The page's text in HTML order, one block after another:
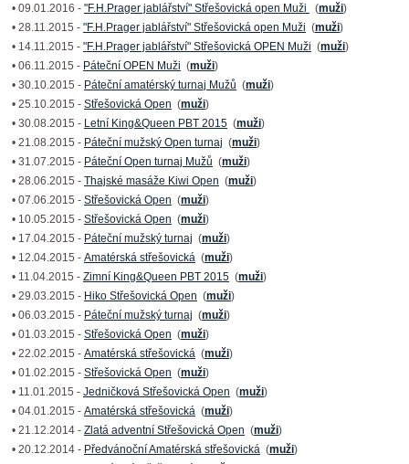
• 09.01.2016 - "F.H.Prager jablářství" Střešovická open Muži (muži)
• 28.11.2015 - "F.H.Prager jablářství" Střešovická open Muži (muži)
• 14.11.2015 - "F.H.Prager jablářství" Střešovická OPEN Muži (muži)
• 06.11.2015 - Páteční OPEN Muži (muži)
• 30.10.2015 - Páteční amatérský turnaj Mužů (muži)
• 25.10.2015 - Střešovická Open (muži)
• 30.08.2015 - Letní King&Queen PBT 2015 (muži)
• 21.08.2015 - Páteční mužský Open turnaj (muži)
• 31.07.2015 - Páteční Open turnaj Mužů (muži)
• 28.06.2015 - Thajské masáže Kiwi Open (muži)
• 07.06.2015 - Střešovická Open (muži)
• 10.05.2015 - Střešovická Open (muži)
• 17.04.2015 - Páteční mužský turnaj (muži)
• 12.04.2015 - Amatérská střešovická (muži)
• 11.04.2015 - Zimní King&Queen PBT 2015 (muži)
• 29.03.2015 - Hiko Střešovická Open (muži)
• 06.03.2015 - Páteční mužský turnaj (muži)
• 01.03.2015 - Střešovická Open (muži)
• 22.02.2015 - Amatérská střešovická (muži)
• 01.02.2015 - Střešovická Open (muži)
• 11.01.2015 - Jedničková Střešovická Open (muži)
• 04.01.2015 - Amatérská střešovická (muži)
• 21.12.2014 - Zlatá adventní Střešovická Open (muži)
• 20.12.2014 - Předvánoční Amatérská střešovická (muži)